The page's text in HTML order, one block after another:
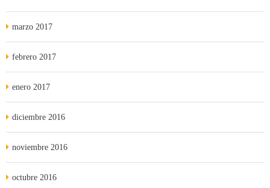
marzo 2017
febrero 2017
enero 2017
diciembre 2016
noviembre 2016
octubre 2016